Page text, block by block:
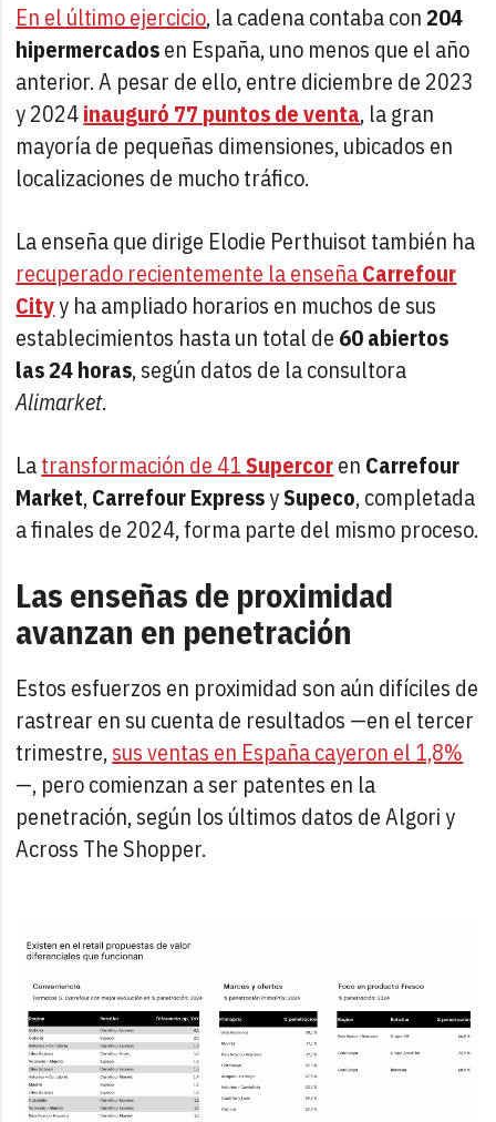
En el último ejercicio, la cadena contaba con204
hipermercadosen España, uno menos que el año
anterior. A pesar de ello, entre diciembre de 2023
y 2024inauguró 77 puntos de venta, la gran
mayoría de pequeñas dimensiones, ubicados en
localizaciones de mucho tráfico.
La enseña que dirige Elodie Perthuisot también ha
recuperado recientemente la enseñaCarrefour
Cityy ha ampliado horarios en muchos de sus
establecimientos hasta un total de 60 abiertos
las 24 horas, según datos de la consultora
Alimarket.
Latransformación de 41Supercoren Carrefour
Market,Carrefour ExpressySupeco, completada
a finales de 2024, forma parte del mismo proceso.
Las enseñas de proximidad
avanzan en penetración
Estos esfuerzos en proximidad son aún difíciles de
rastrear en su cuenta de resultados —en el tercer
trimestre,sus ventas en España cayeron el 1,8%
—, pero comienzan a ser patentes en la
penetración, según los últimos datos de Algori y
Across The Shopper.